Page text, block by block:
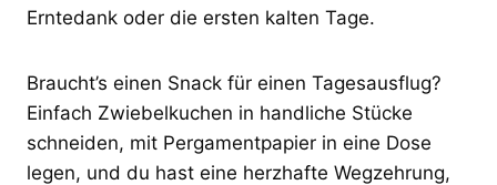
Erntedank oder die ersten kalten Tage.
Braucht’s einen Snack für einen Tagesausflug?
Einfach Zwiebelkuchen in handliche Stücke
schneiden, mit Pergamentpapier in eine Dose
legen, und du hast eine herzhafte Wegzehrung,